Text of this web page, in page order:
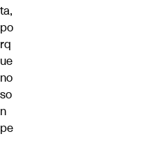
ta,
po
rq
ue
no
so
n
pe